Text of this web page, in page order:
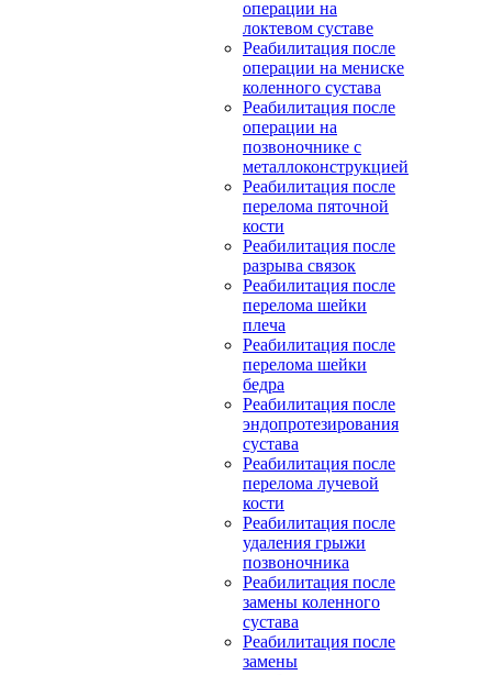
операции на
локтевом суставе
Реабилитация после
операции на мениске
коленного сустава
Реабилитация после
операции на
позвоночнике с
металлоконструкцией
Реабилитация после
перелома пяточной
кости
Реабилитация после
разрыва связок
Реабилитация после
перелома шейки
плеча
Реабилитация после
перелома шейки
бедра
Реабилитация после
эндопротезирования
сустава
Реабилитация после
перелома лучевой
кости
Реабилитация после
удаления грыжи
позвоночника
Реабилитация после
замены коленного
сустава
Реабилитация после
замены